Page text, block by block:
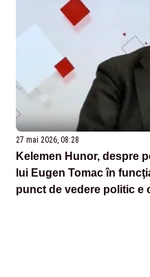
27 mai 2026, 08:28
Kelemen Hunor, despre
lui Eugen Tomac în
punct de vedere politic e